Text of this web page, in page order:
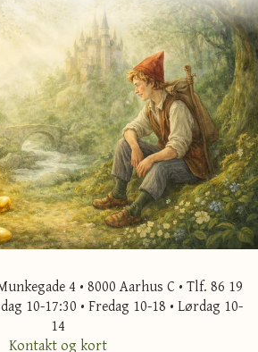
4 • 8000 Aarhus C • Tlf. 86 19
10-17:30 • Fredag 10-18 • Lørdag 10-
14
Kontakt og kort